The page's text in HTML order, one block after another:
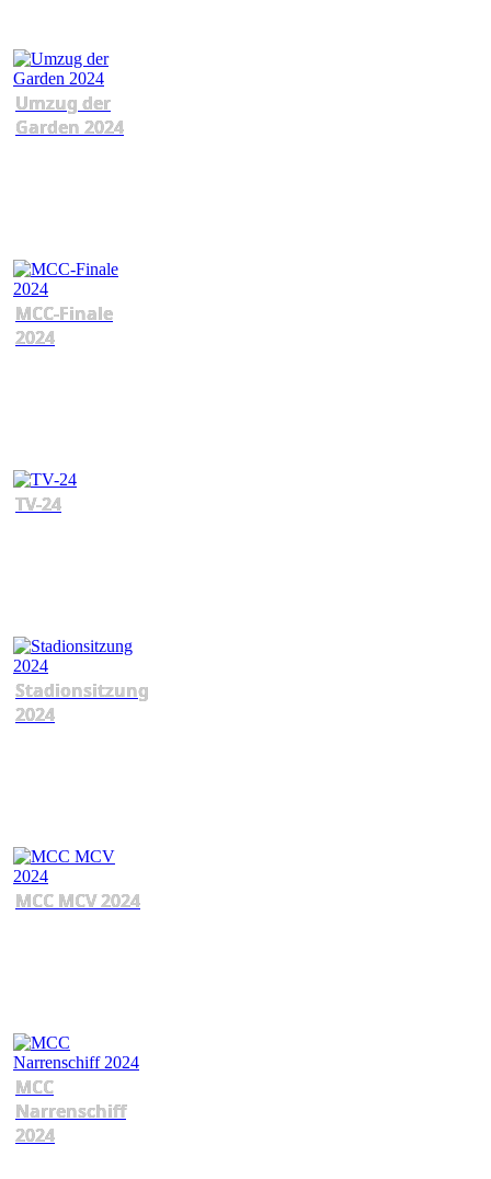
Umzug der
Garden 2024
MCC-Finale
2024
TV-24
Stadionsitzung
2024
MCC MCV 2024
MCC
Narrenschiff
2024